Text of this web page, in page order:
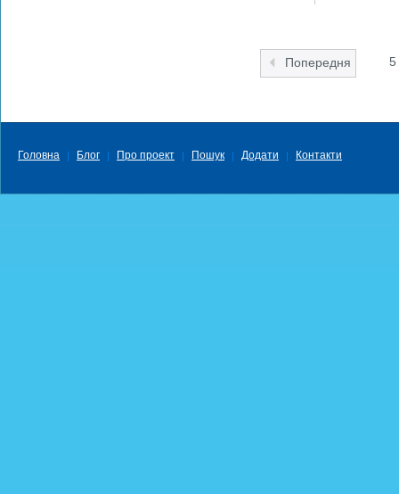
Попередня 5
Головна Блог Про проект Пошук Додати Контакти